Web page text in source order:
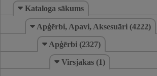
Kataloga sākums
Apģērbi, Apavi, Aksesuāri (4222)
Apģērbi (2327)
Virsjakas (1)